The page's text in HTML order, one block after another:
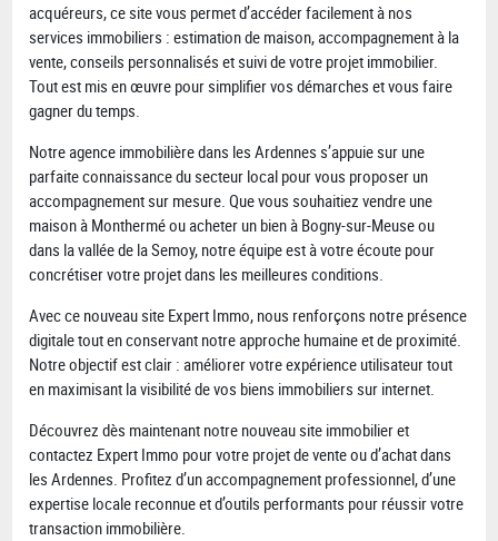
acquéreurs, ce site vous permet d’accéder facilement à nos
services immobiliers : estimation de maison, accompagnement à la
vente, conseils personnalisés et suivi de votre projet immobilier.
Tout est mis en œuvre pour simplifier vos démarches et vous faire
gagner du temps.
Notre agence immobilière dans les Ardennes s’appuie sur une
parfaite connaissance du secteur local pour vous proposer un
accompagnement sur mesure. Que vous souhaitiez vendre une
maison à Monthermé ou acheter un bien à Bogny-sur-Meuse ou
dans la vallée de la Semoy, notre équipe est à votre écoute pour
concrétiser votre projet dans les meilleures conditions.
Avec ce nouveau site Expert Immo, nous renforçons notre présence
digitale tout en conservant notre approche humaine et de proximité.
Notre objectif est clair : améliorer votre expérience utilisateur tout
en maximisant la visibilité de vos biens immobiliers sur internet.
Découvrez dès maintenant notre nouveau site immobilier et
contactez Expert Immo pour votre projet de vente ou d’achat dans
les Ardennes. Profitez d’un accompagnement professionnel, d’une
expertise locale reconnue et d’outils performants pour réussir votre
transaction immobilière.